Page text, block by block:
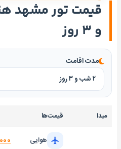
و ۳ روز
مدت اقامت
مبدا قیمت‌ها
هوایی